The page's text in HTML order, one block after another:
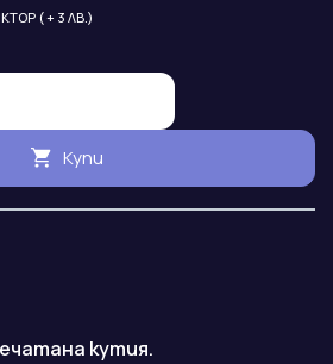
( + 3 ЛВ.)
Купи
кутия.